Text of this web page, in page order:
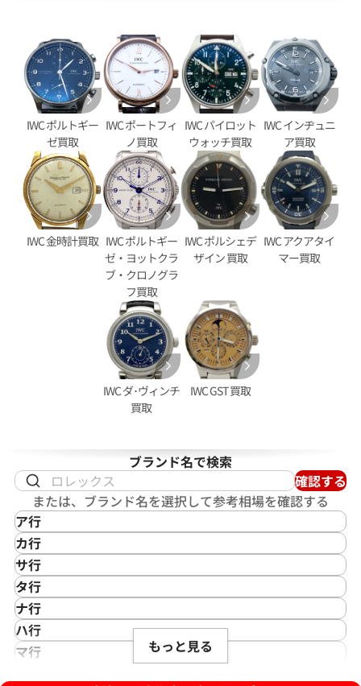
イマー IW376704
日時点の参考買取価格です
IWC ポートフィノ クロノグラ
IW391005
参考買取価格
406,000 円
※2023年4月9日時点の参考買
イマー ガラパゴスアイラン
格
日時点の参考買取価格です
IWC ポートフィノ 2009-001
参考買取価格
※2025年11月9日時点の参考
IWC ポルトギー
ゼ買取
IWC ポートフィ
ノ買取
IWC パイロット
ウォッチ買取
IWC インヂュニ
ア買取
IWC 金時計買取 IWC ポルトギー
ゼ・ヨットクラ
ブ・クロノグラ
フ買取
IWC ポルシェデ
ザイン 買取
IWC アクアタイ
マー買取
IWC ダ･ヴィンチ
買取
IWC GST 買取
ブランド名で検索
確認する
または、ブランド名を選択して参考相場を確認する
ア行
IKEPOD
アイクポッド
IWC
アイダブリューシー
Azimuth
アジムース
ANONIMO
カ行
CASIO
カシオ
Cartier
カルティエ
Gaga Milano
ガガミラノ
Quinting
サ行
Saint Laurent
サンローラン
Shellman
シェルマン
CITIZEN
シチズン
タ行
TAG Heuer
タグ・ホイヤー
Daniel Roth
ダニエル・ロート
TUDOR
ナ行
NOMOS Glashütte
ノモス グラスヒュッテ
ハ行
Hamilton
マ行
もっと見る